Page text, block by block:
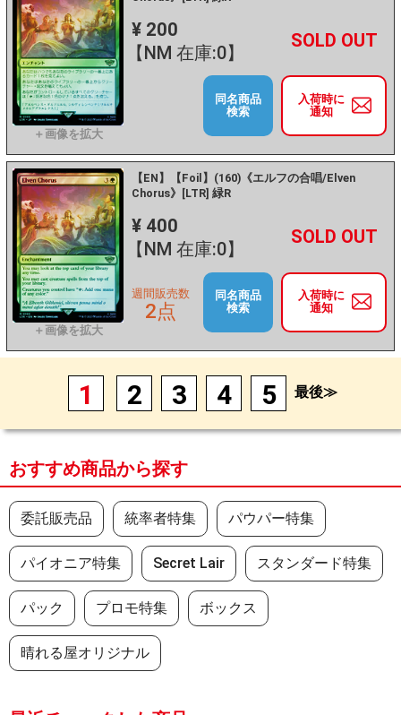
¥ 200
【NM 在庫:0】
－ +
入荷時に
通知
同名商品
検索
【EN】【Foil】(160)《エルフの合唱/Elven
Chorus》[LTR] 緑R
¥ 400
【NM 在庫:0】
－ +
入荷時に
通知
週間販売数
2点
同名商品
検索
1 2 3 4 5 最後≫
おすすめ商品から探す
委託販売品 統率者特集 パウパー特集
パイオニア特集 Secret Lair スタンダード特集
パック プロモ特集 ボックス
晴れる屋オリジナル